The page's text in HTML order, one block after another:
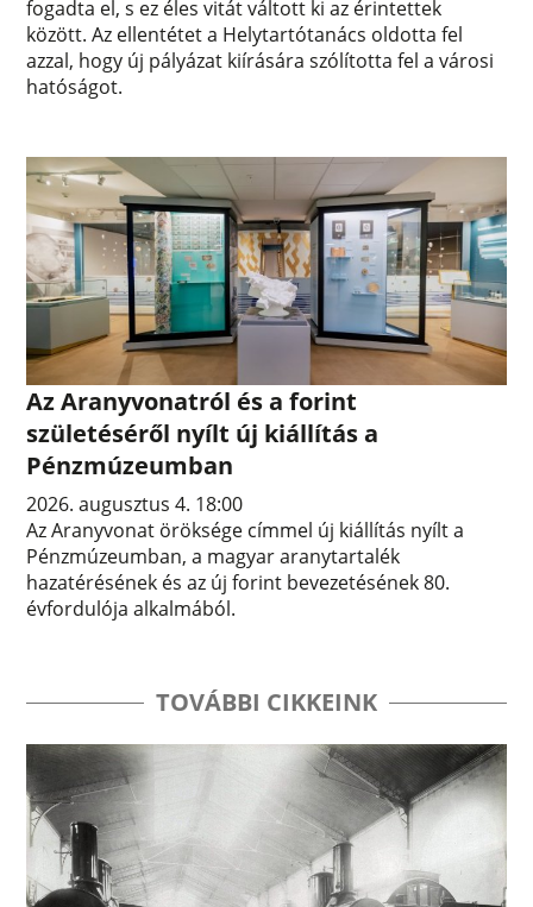
fogadta el, s ez éles vitát váltott ki az érintettek
között. Az ellentétet a Helytartótanács oldotta fel
azzal, hogy új pályázat kiírására szólította fel a városi
hatóságot.
Az Aranyvonatról és a forint
születéséről nyílt új kiállítás a
Pénzmúzeumban
2026. augusztus 4. 18:00
Az Aranyvonat öröksége címmel új kiállítás nyílt a
Pénzmúzeumban, a magyar aranytartalék
hazatérésének és az új forint bevezetésének 80.
évfordulója alkalmából.
TOVÁBBI CIKKEINK